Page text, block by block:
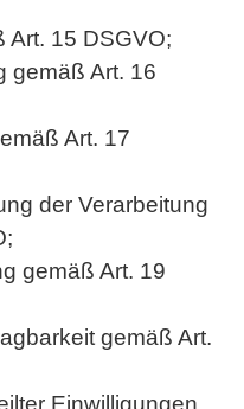
Art. 15 DSGVO;
gemäß Art. 16
Art. 17
der Verarbeitung
gemäß Art. 19
gemäß Art.
Einwilligungen